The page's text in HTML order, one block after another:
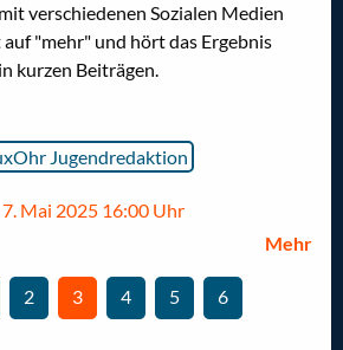
verschiedenen Sozialen Medien
"mehr" und hört das Ergebnis
kurzen Beiträgen.
Jugendredaktion
7. Mai 2025 16:00 Uhr
Mehr
zur Seite
Gehe zur Seite
2 Sie sind auf der Seite
3
Gehe zur Seite
4
Gehe zur Seite
5
Gehe zur Seite
6